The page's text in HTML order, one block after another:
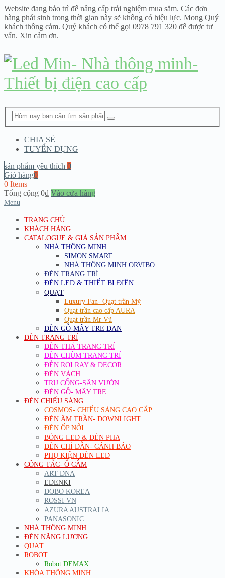
Website đang bảo trì để nâng cấp trải nghiệm mua sắm. Các đơn
hàng phát sinh trong thời gian này sẽ không có hiệu lực. Mong Quý
khách thông cảm. Quý khách có thể gọi 0978 791 320 để được tư
vấn. Xin cảm ơn.
CHIA SẺ
TUYỂN DỤNG
sản phẩm yêu thích 0
Giỏ hàng0
0 Items
Tổng cộng 0₫ Vào cửa hàng
Menu
TRANG CHỦ
KHÁCH HÀNG
CATALOGUE & GIÁ SẢN PHẨM
NHÀ THÔNG MINH
SIMON SMART
NHÀ THÔNG MINH ORVIBO
ĐÈN TRANG TRÍ
ĐÈN LED & THIẾT BỊ ĐIỆN
QUẠT
Luxury Fan- Quạt trần Mỹ
Quạt trần cao cấp AURA
Quạt trần Mr Vũ
ĐÈN GỖ-MÂY TRE ĐAN
ĐÈN TRANG TRÍ
ĐÈN THẢ TRANG TRÍ
ĐÈN CHÙM TRANG TRÍ
ĐÈN RỌI RAY & DECOR
ĐÈN VÁCH
TRỤ CỔNG-SÂN VƯỜN
ĐÈN GỖ- MÂY TRE
ĐÈN CHIẾU SÁNG
COSMOS- CHIẾU SÁNG CAO CẤP
ĐÈN ÂM TRẦN- DOWNLIGHT
ĐÈN ỐP NỔI
BÓNG LED & ĐÈN PHA
ĐÈN CHỈ DẪN- CẢNH BÁO
PHỤ KIỆN ĐÈN LED
CÔNG TẮC- Ổ CẮM
ART DNA
EDENKI
DOBO KOREA
ROSSI VN
AZURA AUSTRALIA
PANASONIC
NHÀ THÔNG MINH
ĐÈN NĂNG LƯỢNG
QUẠT
ROBOT
Robot DEMAX
KHÓA THÔNG MINH